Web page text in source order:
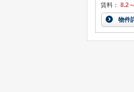
賃料： 8.2
物件